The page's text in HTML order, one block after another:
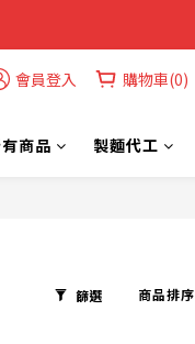
會員登入 購物車(0)
商品 製麵代工
篩選 商品排序